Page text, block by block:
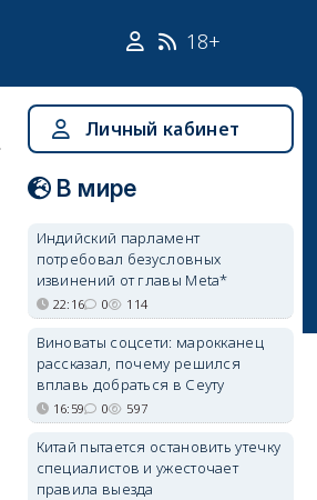
18+
Личный кабинет
В мире
Индийский парламент
потребовал безусловных
извинений от главы Meta*
22:16 0 114
Виноваты соцсети: марокканец
рассказал, почему решился
вплавь добраться в Сеуту
16:59 0 597
Китай пытается остановить утечку
специалистов и ужесточает
правила выезда